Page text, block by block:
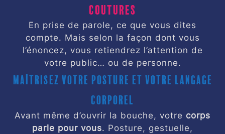
coutures
En prise de parole, ce que vous dites
compte. Mais selon la façon dont vous
l’énoncez, vous retiendrez l’attention de
votre public… ou de personne.
Maîtrisez votre posture et votre langage
corporel
Avant même d’ouvrir la bouche, votre corps
parle pour vous. Posture, gestuelle,